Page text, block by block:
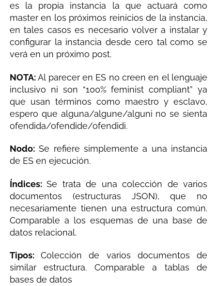
es la propia instancia la que actuará como
master en los próximos reinicios de la instancia,
en tales casos es necesario volver a instalar y
configurar la instancia desde cero tal como se
verá en un próximo post.
NOTA:Al parecer en ES no creen en el lenguaje
inclusivo ni son “100% feminist compliant” ya
que usan términos como maestro y esclavo,
espero que alguna/algune/alguni no se sienta
ofendida/ofendide/ofendidi.
Nodo: Se refiere simplemente a una instancia
de ES en ejecución.
Índices:Se trata de una colección de varios
documentos (estructuras JSON), que no
necesariamente tienen una estructura común.
Comparable a los esquemas de una base de
datos relacional.
Tipos:Colección de varios documentos de
similar estructura. Comparable a tablas de
bases de datos